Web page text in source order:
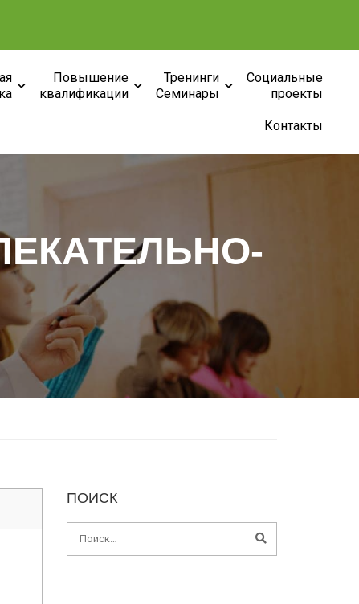
Повышение
квалификации
Тренинги
Семинары
Социальные
проекты
Контакты
ПОИСК